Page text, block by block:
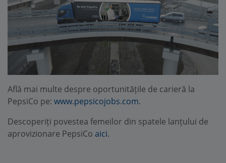
Află mai multe despre oportunitățile de carieră la
PepsiCo pe: www.pepsicojobs.com.
Descoperiți povestea femeilor din spatele lanțului de
aprovizionare PepsiCo aici.